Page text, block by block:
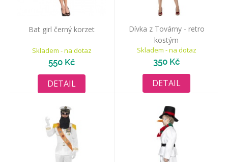
Bat girl černý korzet
Skladem - na dotaz
550 Kč
DETAIL
Dívka z Továrny - retro
kostým
Skladem - na dotaz
350 Kč
DETAIL